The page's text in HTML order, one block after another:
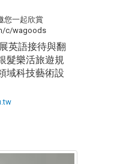
您一起欣賞
c/wagoods
展英語接待與翻
髮樂活旅遊規
域科技藝術設